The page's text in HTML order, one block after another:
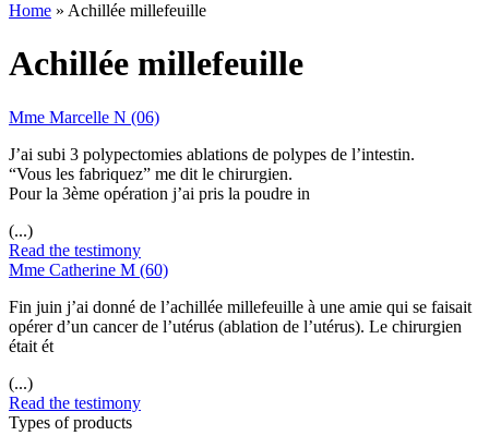
Home » Achillée millefeuille
Achillée millefeuille
Mme Marcelle N (06)
J’ai subi 3 polypectomies ablations de polypes de l’intestin.
“Vous les fabriquez” me dit le chirurgien.
Pour la 3ème opération j’ai pris la poudre in
(...)
Read the testimony
Mme Catherine M (60)
Fin juin j’ai donné de l’achillée millefeuille à une amie qui se faisait
opérer d’un cancer de l’utérus (ablation de l’utérus). Le chirurgien
était ét
(...)
Read the testimony
Types of products